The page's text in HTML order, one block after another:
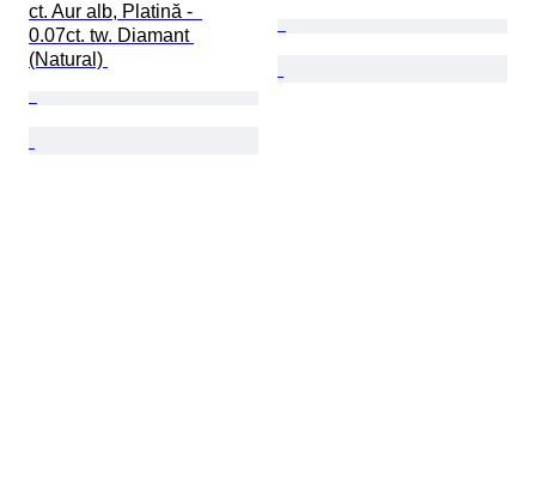
ct. Aur alb, Platină -
0.07ct. tw. Diamant
(Natural)